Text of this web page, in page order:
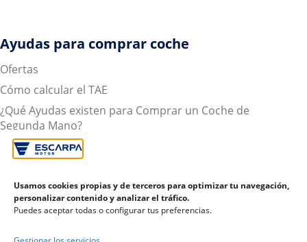
Usamos cookies propias y de terceros para optimizar tu navegación,
personalizar contenido y analizar el tráfico.
Puedes aceptar todas o configurar tus preferencias.
Ayudas para comprar coche
Ofertas
Cómo calcular el TAE
¿Qué Ayudas existen para Comprar un Coche de
Segunda Mano?
Todo lo que necesitas saber sobre cómo financiar tu
coche
Coches de segunda mano con garantía
Tasación coche: ¿Qué es y que ventajas tiene?
para principiantes